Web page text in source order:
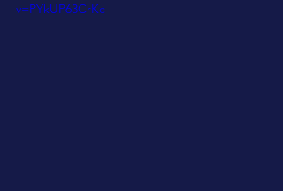
v=PYkUP63CrKc